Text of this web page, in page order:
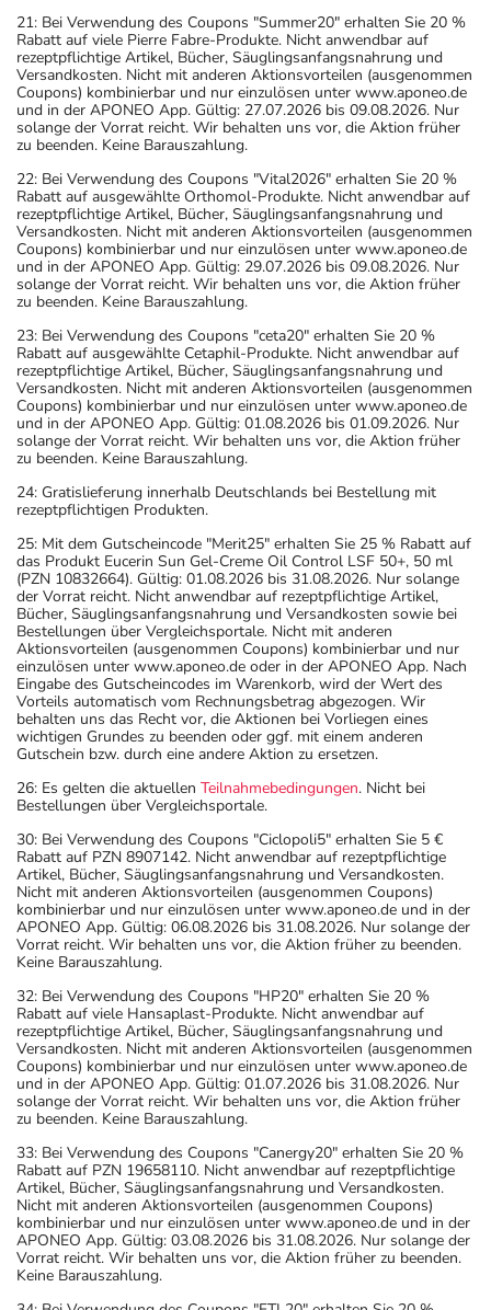
21: Bei Verwendung des Coupons "Summer20" erhalten Sie 20 %
Rabatt auf viele Pierre Fabre-Produkte. Nicht anwendbar auf
rezeptpflichtige Artikel, Bücher, Säuglingsanfangsnahrung und
Versandkosten. Nicht mit anderen Aktionsvorteilen (ausgenommen
Coupons) kombinierbar und nur einzulösen unter www.aponeo.de
und in der APONEO App. Gültig: 27.07.2026 bis 09.08.2026. Nur
solange der Vorrat reicht. Wir behalten uns vor, die Aktion früher
zu beenden. Keine Barauszahlung.
22: Bei Verwendung des Coupons "Vital2026" erhalten Sie 20 %
Rabatt auf ausgewählte Orthomol-Produkte. Nicht anwendbar auf
rezeptpflichtige Artikel, Bücher, Säuglingsanfangsnahrung und
Versandkosten. Nicht mit anderen Aktionsvorteilen (ausgenommen
Coupons) kombinierbar und nur einzulösen unter www.aponeo.de
und in der APONEO App. Gültig: 29.07.2026 bis 09.08.2026. Nur
solange der Vorrat reicht. Wir behalten uns vor, die Aktion früher
zu beenden. Keine Barauszahlung.
23: Bei Verwendung des Coupons "ceta20" erhalten Sie 20 %
Rabatt auf ausgewählte Cetaphil-Produkte. Nicht anwendbar auf
rezeptpflichtige Artikel, Bücher, Säuglingsanfangsnahrung und
Versandkosten. Nicht mit anderen Aktionsvorteilen (ausgenommen
Coupons) kombinierbar und nur einzulösen unter www.aponeo.de
und in der APONEO App. Gültig: 01.08.2026 bis 01.09.2026. Nur
solange der Vorrat reicht. Wir behalten uns vor, die Aktion früher
zu beenden. Keine Barauszahlung.
24: Gratislieferung innerhalb Deutschlands bei Bestellung mit
rezeptpflichtigen Produkten.
25: Mit dem Gutscheincode "Merit25" erhalten Sie 25 % Rabatt auf
das Produkt Eucerin Sun Gel-Creme Oil Control LSF 50+, 50 ml
(PZN 10832664). Gültig: 01.08.2026 bis 31.08.2026. Nur solange
der Vorrat reicht. Nicht anwendbar auf rezeptpflichtige Artikel,
Bücher, Säuglingsanfangsnahrung und Versandkosten sowie bei
Bestellungen über Vergleichsportale. Nicht mit anderen
Aktionsvorteilen (ausgenommen Coupons) kombinierbar und nur
einzulösen unter www.aponeo.de oder in der APONEO App. Nach
Eingabe des Gutscheincodes im Warenkorb, wird der Wert des
Vorteils automatisch vom Rechnungsbetrag abgezogen. Wir
behalten uns das Recht vor, die Aktionen bei Vorliegen eines
wichtigen Grundes zu beenden oder ggf. mit einem anderen
Gutschein bzw. durch eine andere Aktion zu ersetzen.
26: Es gelten die aktuellen Teilnahmebedingungen. Nicht bei
Bestellungen über Vergleichsportale.
30: Bei Verwendung des Coupons "Ciclopoli5" erhalten Sie 5 €
Rabatt auf PZN 8907142. Nicht anwendbar auf rezeptpflichtige
Artikel, Bücher, Säuglingsanfangsnahrung und Versandkosten.
Nicht mit anderen Aktionsvorteilen (ausgenommen Coupons)
kombinierbar und nur einzulösen unter www.aponeo.de und in der
APONEO App. Gültig: 06.08.2026 bis 31.08.2026. Nur solange der
Vorrat reicht. Wir behalten uns vor, die Aktion früher zu beenden.
Keine Barauszahlung.
32: Bei Verwendung des Coupons "HP20" erhalten Sie 20 %
Rabatt auf viele Hansaplast-Produkte. Nicht anwendbar auf
rezeptpflichtige Artikel, Bücher, Säuglingsanfangsnahrung und
Versandkosten. Nicht mit anderen Aktionsvorteilen (ausgenommen
Coupons) kombinierbar und nur einzulösen unter www.aponeo.de
und in der APONEO App. Gültig: 01.07.2026 bis 31.08.2026. Nur
solange der Vorrat reicht. Wir behalten uns vor, die Aktion früher
zu beenden. Keine Barauszahlung.
33: Bei Verwendung des Coupons "Canergy20" erhalten Sie 20 %
Rabatt auf PZN 19658110. Nicht anwendbar auf rezeptpflichtige
Artikel, Bücher, Säuglingsanfangsnahrung und Versandkosten.
Nicht mit anderen Aktionsvorteilen (ausgenommen Coupons)
kombinierbar und nur einzulösen unter www.aponeo.de und in der
APONEO App. Gültig: 03.08.2026 bis 31.08.2026. Nur solange der
Vorrat reicht. Wir behalten uns vor, die Aktion früher zu beenden.
Keine Barauszahlung.